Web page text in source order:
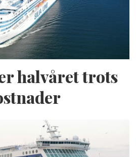
halvåret trots